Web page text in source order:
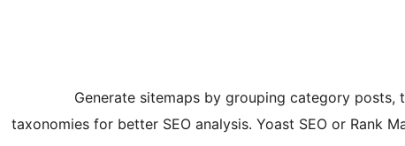
Generate sitemaps by grouping category posts,
taxonomies for better SEO analysis. Yoast SEO or Rank